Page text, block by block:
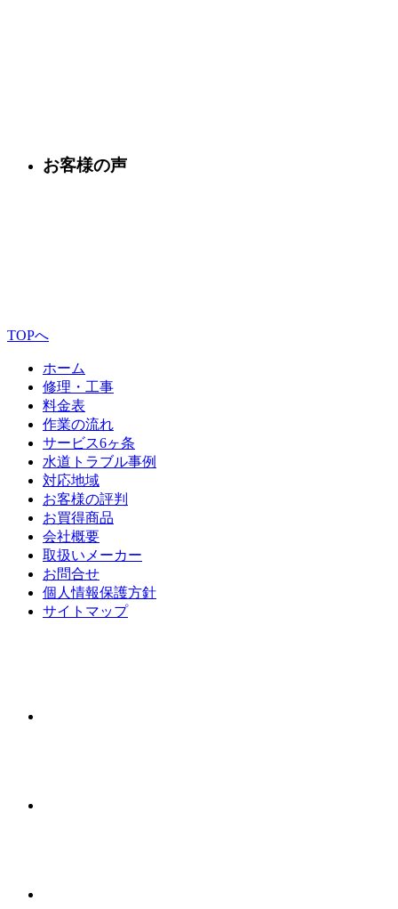
お客様の声
TOPへ
ホーム
修理・工事
料金表
作業の流れ
サービス6ヶ条
水道トラブル事例
対応地域
お客様の評判
お買得商品
会社概要
取扱いメーカー
お問合せ
個人情報保護方針
サイトマップ